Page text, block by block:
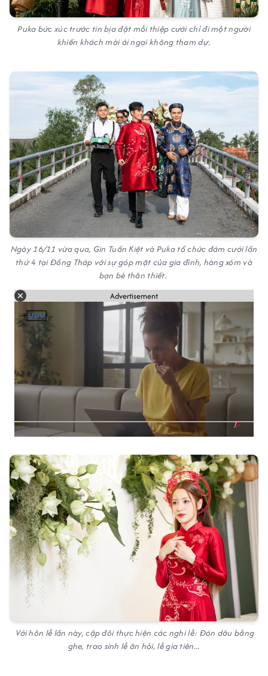
Puka bức xúc trước tin bịa đặt mỗi thiệp cưới chỉ đi một người
khiến khách mời ái ngại không tham dự.
Ngày 16/11 vừa qua, Gin Tuấn Kiệt và Puka tổ chức đám cưới lần
thứ 4 tại Đồng Tháp với sự góp mặt của gia đình, hàng xóm và
bạn bè thân thiết.
Advertisement
Với hôn lễ lần này, cặp đôi thực hiện các nghi lễ: Đón dâu bằng
ghe, trao sính lễ ăn hỏi, lễ gia tiên...